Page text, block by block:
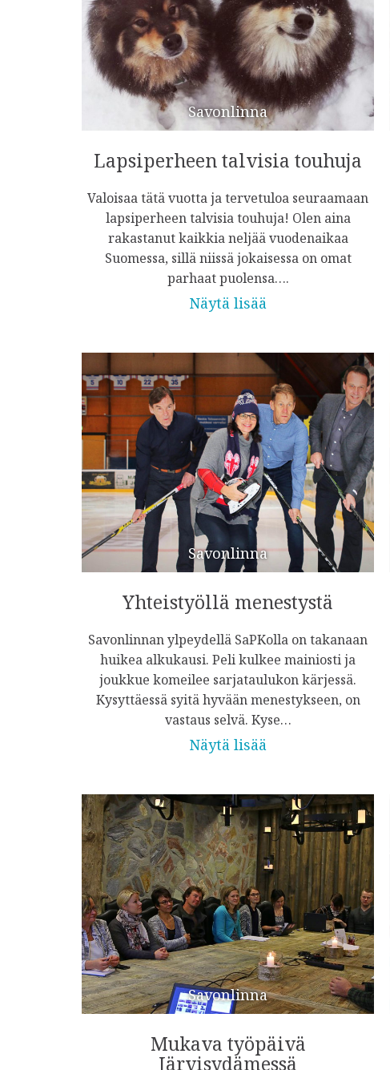
Savonlinna
Lapsiperheen talvisia touhuja
Valoisaa tätä vuotta ja tervetuloa seuraamaan
lapsiperheen talvisia touhuja! Olen aina
rakastanut kaikkia neljää vuodenaikaa
Suomessa, sillä niissä jokaisessa on omat
parhaat puolensa….
Näytä lisää
Savonlinna
Yhteistyöllä menestystä
Savonlinnan ylpeydellä SaPKolla on takanaan
huikea alkukausi. Peli kulkee mainiosti ja
joukkue komeilee sarjataulukon kärjessä.
Kysyttäessä syitä hyvään menestykseen, on
vastaus selvä. Kyse…
Näytä lisää
Savonlinna
Mukava työpäivä
Järvisydämessä